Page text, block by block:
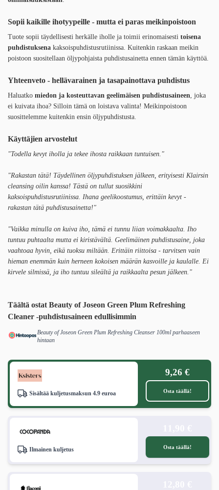
Sopii kaikille ihotyypeille - mutta ei paras meikinpoistoon
Tuote sopii täydellisesti herkälle iholle ja toimii erinomaisesti toisena
puhdistuksena kaksoispuhdistusrutiinissa. Kuitenkin raskaan meikin
poistoon suositellaan öljypohjaista puhdistusainetta ennen tämän käyttöä.
Yhteenveto - hellävarainen ja tasapainottava puhdistus
Haluatko miedon ja kosteuttavan geelimäisen puhdistusaineen, joka
ei kuivata ihoa? Silloin tämä on loistava valinta! Meikinpoistoon
suosittelemme kuitenkin ensin öljypuhdistusta.
Käyttäjien arvostelut
"Todella kevyt iholla ja tekee ihosta raikkaan tuntuisen."
"Rakastan tätä! Täydellinen öljypuhdistuksen jälkeen, erityisesti Klairsin
cleansing oilin kanssa! Tästä on tullut suosikkini
kaksoispuhdistusrutiinissa. Ihana geelikoostumus, erittäin kevyt -
rakastan tätä puhdistusainetta!"
"Vaikka minulla on kuiva iho, tämä ei tunnu liian voimakkaalta. Iho
tuntuu puhtaalta mutta ei kiristävältä. Geelimäinen puhdistusaine, joka
vaahtoaa hyvin, eikä tuoksu miltään. Erittäin riittoisa - tarvitsen vain
hieman enemmän kuin herneen kokoisen määrän kasvoille ja kaulalle. Ei
kirvele silmissä, ja iho tuntuu sileältä ja raikkaalta pesun jälkeen."
Täältä ostat Beauty of Joseon Green Plum Refreshing
Cleaner -puhdistusaineen edullisimmin
Beauty of Joseon Green Plum Refreshing Cleanser 100ml parhaaseen
hintaan
Sisältää kuljetusmaksun 4.9 euroa
9,26 €
Osta täällä!
Ilmainen kuljetus Osta täällä!